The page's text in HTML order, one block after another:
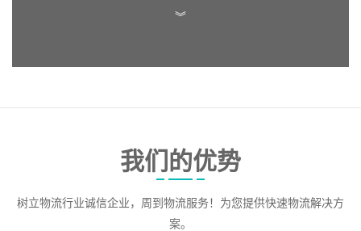
︾
我们的优势
树立物流行业诚信企业，周到物流服务！为您提供快速物流解决方
案。